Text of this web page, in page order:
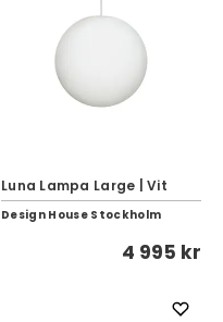
Luna Lampa Large | Vit
Design House Stockholm
4 995 kr